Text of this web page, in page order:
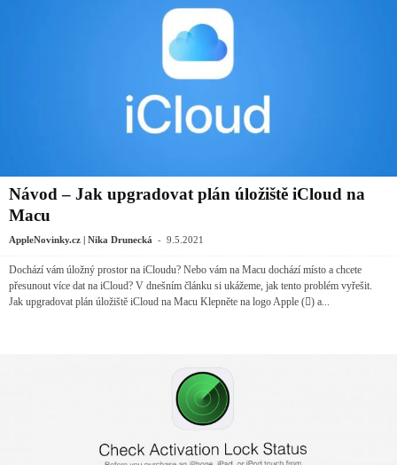
Návod – Jak upgradovat plán úložiště iCloud na
Macu
AppleNovinky.cz | Nika Drunecká - 9.5.2021
Dochází vám úložný prostor na iCloudu? Nebo vám na Macu dochází místo a chcete
přesunout více dat na iCloud? V dnešním článku si ukážeme, jak tento problém vyřešit.
Jak upgradovat plán úložiště iCloud na Macu Klepněte na logo Apple () a...